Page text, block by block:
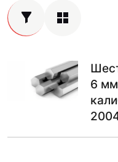
6